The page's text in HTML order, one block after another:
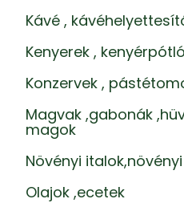
Kávé ,
Kenyerek ,
Konzervek ,
Magvak ,gabonák
magok
Növényi
Olajok ,ecetek